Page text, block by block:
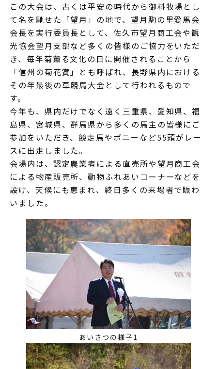
この大会は、古くは平安の時代から御料牧場とし
て名を馳せた「望月」の地で、望月駒の里愛馬会
会長を実行委員長として、佐久市望月商工会や観
光協会望月支部など多くの皆様のご協力をいただ
き、毎年菊薫る文化の日に開催されることから
「信州の菊花賞」とも呼ばれ、長野県内における
その年最後の草競馬大会として行われるもので
す。
今年も、県内だけでなく遠く三重県、愛知県、福
島県、宮城県、群馬県から多くの馬主の皆様にご
参加をいただき、競走馬やポニーなど55頭がレー
スに出走しました。
会場内は、認定農業者による直売所や望月商工会
による物産販売所、動物ふれあいコーナーなどを
設け、天候にも恵まれ、終日多くの来場者で賑わ
いました。
あいさつの様子1